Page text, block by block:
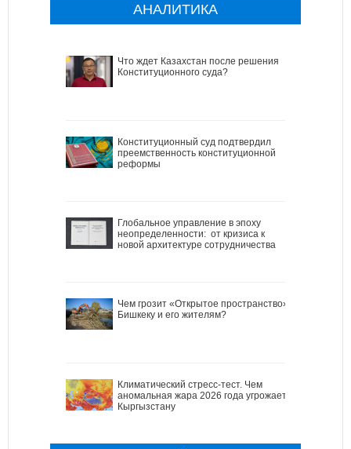
АНАЛИТИКА
Что ждет Казахстан после решения
Конституционного суда?
Конституционный суд подтвердил
преемственность конституционной
реформы
Глобальное управление в эпоху
неопределенности: от кризиса к
новой архитектуре сотрудничества
Чем грозит «Открытое пространство»
Бишкеку и его жителям?
Климатический стресс-тест. Чем
аномальная жара 2026 года угрожает
Кыргызстану